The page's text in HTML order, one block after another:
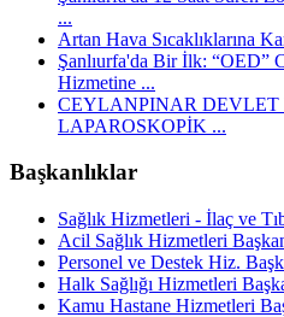
...
Artan Hava Sıcaklıklarına
Şanlıurfa'da Bir İlk: “OED”
Hizmetine ...
CEYLANPINAR
LAPAROSKOPİK ...
Başkanlıklar
Sağlık Hizmetleri - İlaç ve
Acil Sağlık Hizmetleri
Personel ve Destek Hiz.
Halk Sağlığı Hizmetleri
Kamu Hastane Hizmetleri